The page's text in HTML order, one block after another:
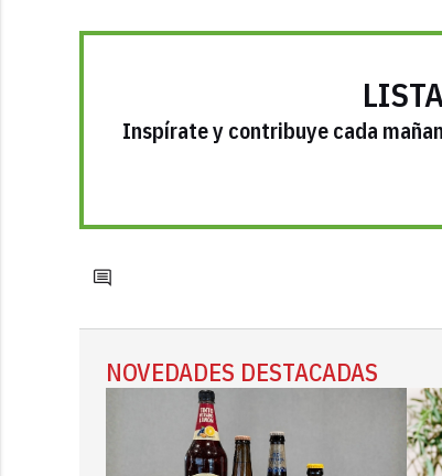
Inspírate y contribuye cada
NOVEDADES DESTACADAS